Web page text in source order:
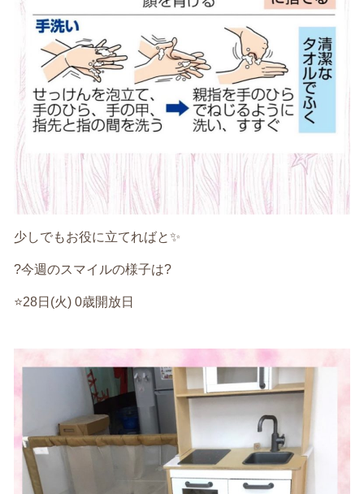
少しでもお役に立てればと✨
?今週のスマイルの様子は?
⭐️28日(火) 0歳開放日